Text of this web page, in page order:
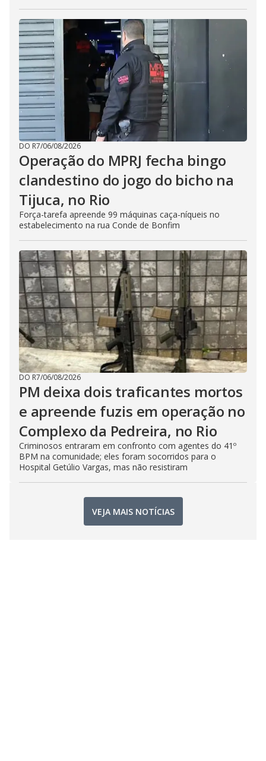
DO R7/06/08/2026
Operação do MPRJ fecha bingo
clandestino do jogo do bicho na
Tijuca, no Rio
Força-tarefa apreende 99 máquinas caça-níqueis no
estabelecimento na rua Conde de Bonfim
DO R7/06/08/2026
PM deixa dois traficantes mortos
e apreende fuzis em operação no
Complexo da Pedreira, no Rio
Criminosos entraram em confronto com agentes do 41º
BPM na comunidade; eles foram socorridos para o
Hospital Getúlio Vargas, mas não resistiram
VEJA MAIS NOTÍCIAS